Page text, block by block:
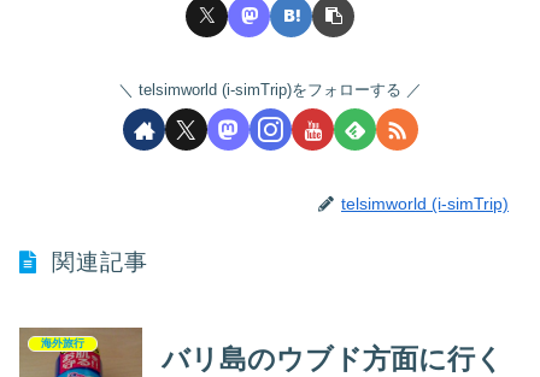
telsimworld (i-simTrip)をフォローする
telsimworld (i-simTrip)
関連記事
海外旅行
バリ島のウブド方面に行く